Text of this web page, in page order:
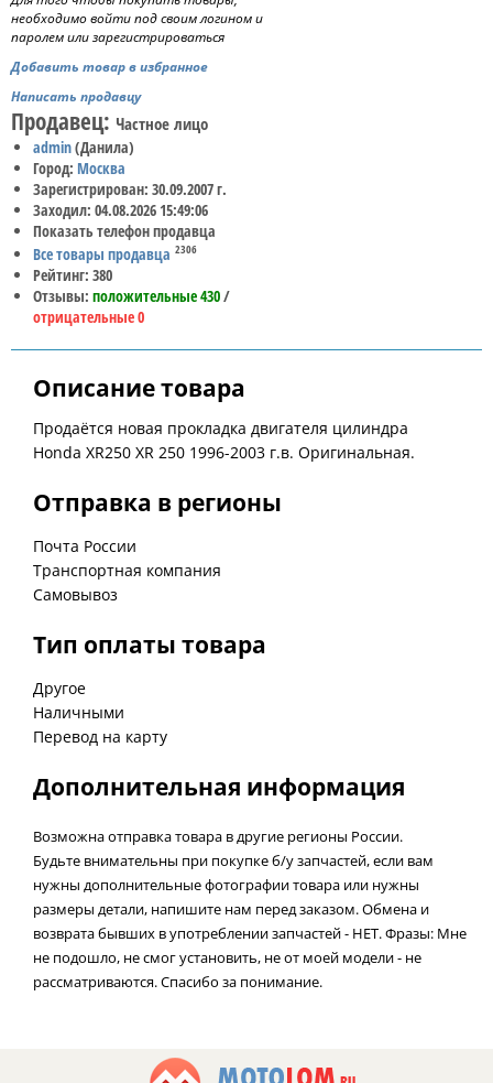
необходимо войти под своим логином и
паролем или зарегистрироваться
Добавить товар в избранное
Написать продавцу
Продавец: Частное лицо
admin(Данила)
Город: Москва
Зарегистрирован: 30.09.2007 г.
Заходил: 04.08.2026 15:49:06
Показать телефон продавца
Все товары продавца 2306
Рейтинг: 380
Отзывы: положительные 430/
отрицательные 0
Описание товара
Продаётся новая прокладка двигателя цилиндра
Honda XR250 XR 250 1996-2003 г.в. Оригинальная.
Отправка в регионы
Почта России
Транспортная компания
Самовывоз
Тип оплаты товара
Другое
Наличными
Перевод на карту
Дополнительная информация
Возможна отправка товара в другие регионы России.
Будьте внимательны при покупке б/у запчастей, если вам
нужны дополнительные фотографии товара или нужны
размеры детали, напишите нам перед заказом. Обмена и
возврата бывших в употреблении запчастей - НЕТ. Фразы: Мне
не подошло, не смог установить, не от моей модели - не
рассматриваются. Спасибо за понимание.